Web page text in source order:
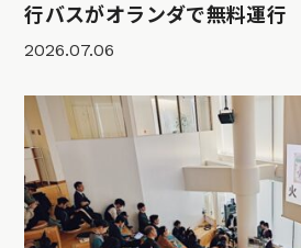
行バスがオランダで無料運行
2026.07.06